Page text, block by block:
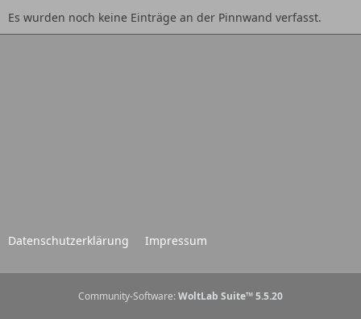
Es wurden noch keine Einträge an der Pinnwand verfasst.
Datenschutzerklärung Impressum
Community-Software: WoltLab Suite™ 5.5.20